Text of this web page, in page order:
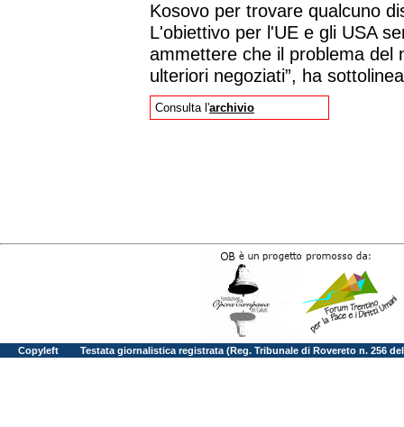
Kosovo per trovare qualcuno
L'obiettivo per l'UE e gli USA
ammettere che il problema del
ulteriori negoziati”, ha
Consulta l'archivio
Copyleft Testata giornalistica registrata (Reg. Tribunale di Rovereto n. 256